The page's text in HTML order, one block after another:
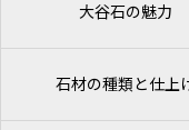
大谷石の魅力
石材の種類と仕上